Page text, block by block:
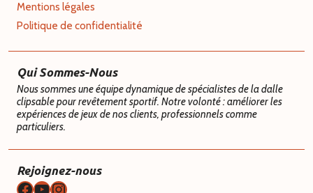
Mentions légales
Politique de confidentialité
Qui Sommes-Nous
Nous sommes une équipe dynamique de spécialistes de la dalle
clipsable pour revêtement sportif. Notre volonté : améliorer les
expériences de jeux de nos clients, professionnels comme
particuliers.
Rejoignez-nous
Facebook
YouTube
Instagram